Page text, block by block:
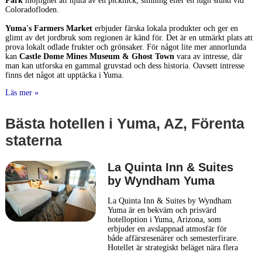
Coloradofloden.
Yuma's Farmers Marketerbjuder färska lokala produkter och ger en
glimt av det jordbruk som regionen är känd för. Det är en utmärkt plats att
prova lokalt odlade frukter och grönsaker. För något lite mer annorlunda
kan Castle Dome Mines Museum & Ghost Townvara av intresse, där
man kan utforska en gammal gruvstad och dess historia. Oavsett intresse
finns det något att upptäcka i Yuma.
Läs mer »
Bästa hotellen i Yuma, AZ, Förenta
staterna
La Quinta Inn & Suites
by Wyndham Yuma
La Quinta Inn & Suites by Wyndham
Yuma är en bekväm och prisvärd
hotelloption i Yuma, Arizona, som
erbjuder en avslappnad atmosfär för
både affärsresenärer och semesterfirare.
Hotellet är strategiskt beläget nära flera